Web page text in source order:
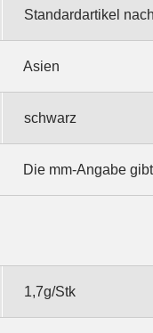
Standardartikel
Asien
schwarz
Die mm-Angabe
1,7g/Stk